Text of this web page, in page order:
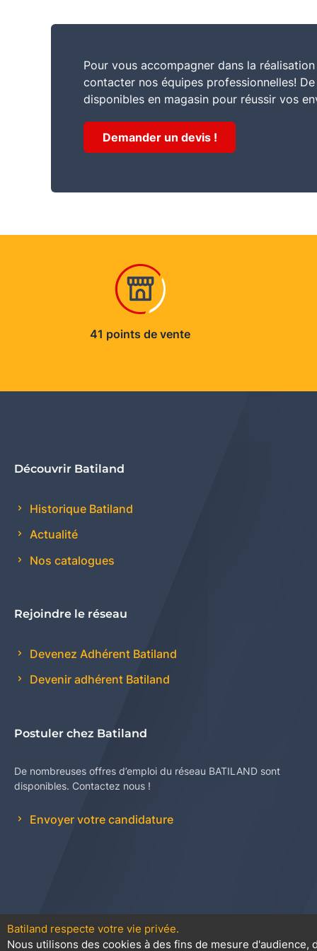
Pour vous accompagner dans la
contacter nos équipes professionnelles!
disponibles en magasin pour réussir vos
Demander un devis !
41 points de vente
Découvrir Batiland
Historique Batiland
Actualité
Nos catalogues
Rejoindre le réseau
Devenez Adhérent Batiland
Devenir adhérent Batiland
Postuler chez Batiland
De nombreuses offres d’emploi du réseau BATILAND sont
disponibles. Contactez nous !
Envoyer votre candidature
Contact Plan du site
Batiland respecte votre vie privée.
Nous utilisons des cookies à des fins de mesure